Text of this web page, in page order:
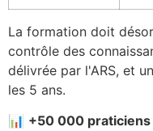
La formation doit
contrôle des
délivrée par l'ARS, et
les 5 ans.
📊 +50 000